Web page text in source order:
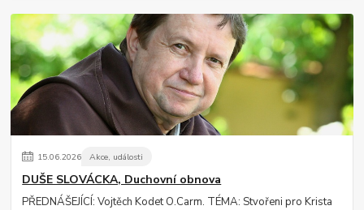
15.06.2026 Akce, události
DUŠE SLOVÁCKA, Duchovní obnova
PŘEDNÁŠEJÍCÍ: Vojtěch Kodet O.Carm. TÉMA: Stvořeni pro Krista